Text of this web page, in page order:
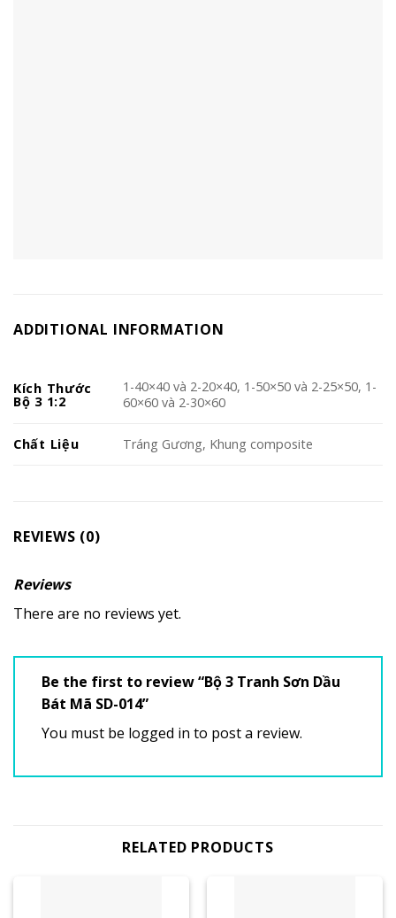
ADDITIONAL INFORMATION
Kích Thước
Bộ 3 1:2
1-40×40 và 2-20×40, 1-50×50 và 2-25×50, 1-
60×60 và 2-30×60
Chất Liệu Tráng Gương, Khung composite
REVIEWS (0)
Reviews
There are no reviews yet.
Be the first to review “Bộ 3 Tranh Sơn Dầu
Bát Mã SD-014”
You must be logged in to post a review.
RELATED PRODUCTS